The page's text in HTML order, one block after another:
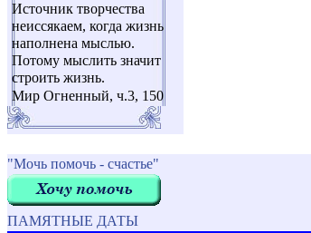
Источник творчества
неиссякаем, когда жизнь
наполнена мыслью.
Потому мыслить значит
строить жизнь.
Мир Огненный, ч.3, 150
"Мочь помочь - счастье"
ПАМЯТНЫЕ ДАТЫ